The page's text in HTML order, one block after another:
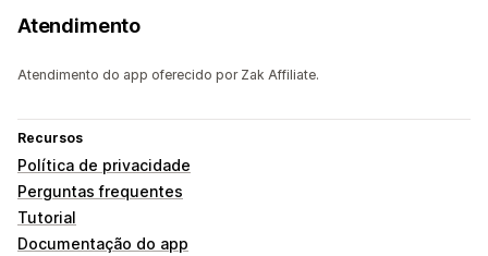
Atendimento
Atendimento do app oferecido por Zak Affiliate.
Recursos
Política de privacidade
Perguntas frequentes
Tutorial
Documentação do app